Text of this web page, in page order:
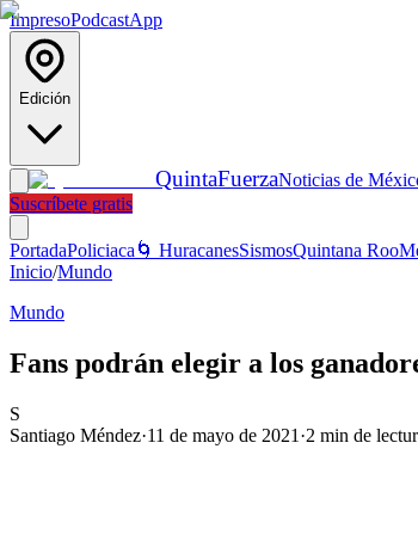
ImpresoPodcastApp
Edición
QuintaFuerzaNoticias de
Suscríbete gratis
PortadaPoliciaca 🌀 HuracanesSismosQuintana Roo
Inicio/Mundo
Mundo
Fans podrán elegir a los
S
Santiago Méndez·11 de mayo de 2021 ·2 min de